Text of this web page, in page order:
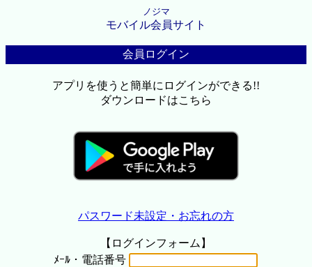
ノジマ
モバイル会員サイト
会員ログイン
アプリを使うと簡単にログインができる!!
ダウンロードはこちら
パスワード未設定・お忘れの方
【ログインフォーム】
ﾒｰﾙ・電話番号